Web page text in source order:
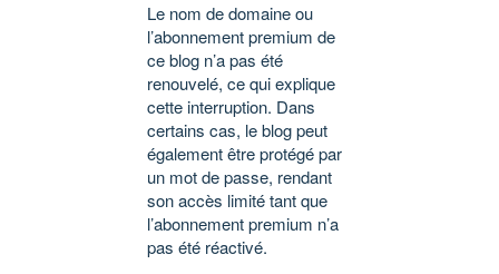
Le nom de domaine ou
l’abonnement premium de
ce blog n’a pas été
renouvelé, ce qui explique
cette interruption. Dans
certains cas, le blog peut
également être protégé par
un mot de passe, rendant
son accès limité tant que
l’abonnement premium n’a
pas été réactivé.